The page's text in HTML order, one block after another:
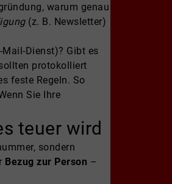
warum genau
(z. B. Newsletter)
Mail-Dienst)? Gibt es
protokolliert
feste Regeln. So
Sie Ihre
teuer wird
sondern
Bezug zur Person –